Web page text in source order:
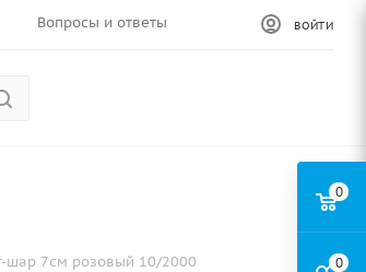
Вопросы и ответы ВОЙТИ
шар 7см розовый 10/2000
0
0